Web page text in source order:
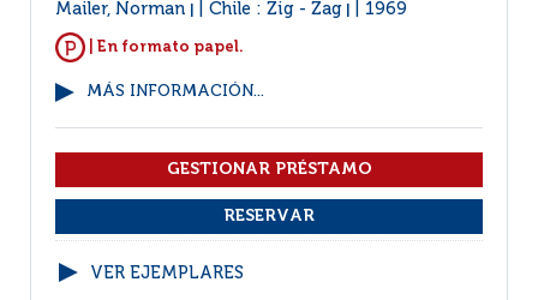
Mailer, Norman Chile : Zig - Zag 1969
| En formato papel.
MÁS INFORMACIÓN...
VER EJEMPLARES